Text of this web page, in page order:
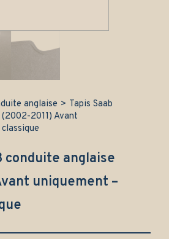
anglaise > Tapis Saab
2011) Avant
conduite anglaise
uniquement –